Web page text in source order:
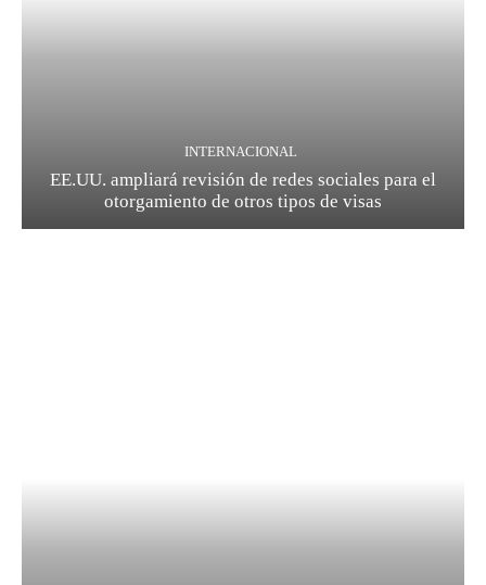
INTERNACIONAL
EE.UU. ampliará revisión de redes sociales para el
otorgamiento de otros tipos de visas